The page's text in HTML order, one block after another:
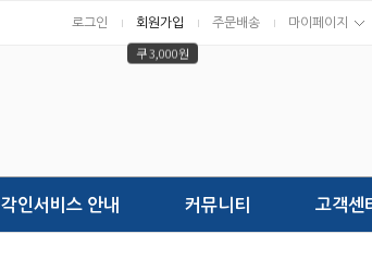
로그인 회원가입
쿠 3,000원
주문배송 마이페이지
각인서비스 안내 커뮤니티 고객센